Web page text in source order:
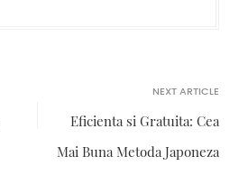
NEXT ARTICLE
Eficienta si Gratuita: Cea
Mai Buna Metoda Japoneza